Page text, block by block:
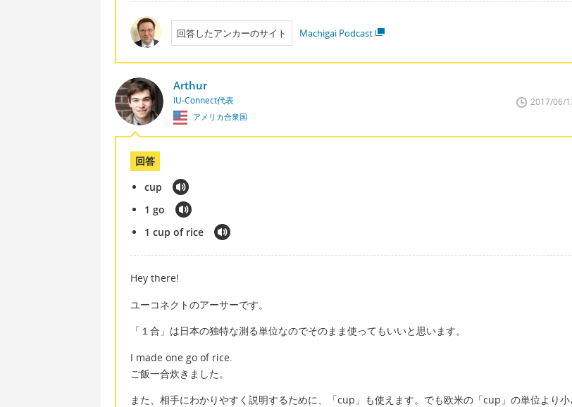
回答したアンカーのサイト Machigai Podcast
Arthur
IU-Connect代表
アメリカ合衆国
2017/06/
回答
cup
1 go
1 cup of rice
Hey there!
ユーコネクトのアーサーです。
「１合」は日本の独特な測る単位なのでそのまま使ってもいいと思います。
I made one go of rice.
ご飯一合炊きました。
また、相手にわかりやすく説明するために、「cup」も使えます。でも欧米の「cup」の単位より小